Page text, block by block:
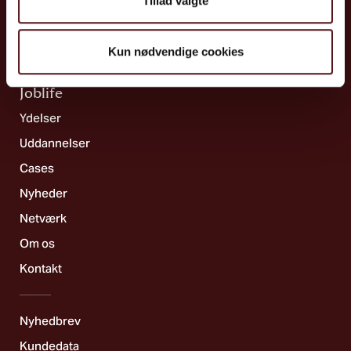
Kun nødvendige cookies
Kemi & biologi
Joblife​
Ydelser
Uddannelser
Cases
Nyheder
Netværk
Om os
Kontakt
Nyhedbrev
Kundedata